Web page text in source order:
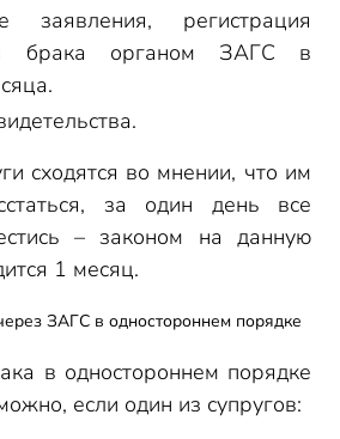
заявления, регистрация
брака органом ЗАГС в
сходятся во мнении, что им
за один день все
– законом на данную
1 месяц.
ЗАГС в одностороннем порядке
в одностороннем порядке
если один из супругов: